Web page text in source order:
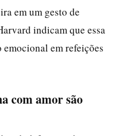
em um gesto de
indicam que essa
emocional em refeições
com amor são